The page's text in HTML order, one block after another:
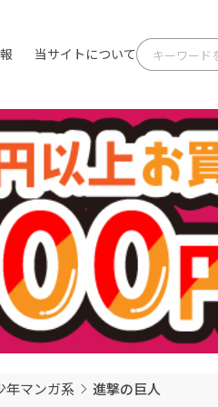
当サイトについて 最新情報
年マンガ系 進撃の巨人